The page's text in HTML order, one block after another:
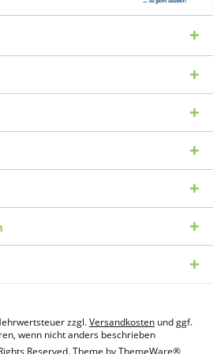
zzgl.Versandkosten und ggf.
wenn nicht anders beschrieben
Reserved. Theme byThemeWare®